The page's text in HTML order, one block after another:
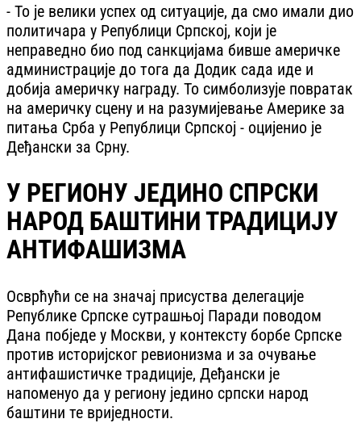
- То је велики успех од ситуације, да смо имали дио
политичара у Републици Српској, који је
неправедно био под санкцијама бивше америчке
администрације до тога да Додик сада иде и
добија америчку награду. То симболизује повратак
на америчку сцену и на разумијевање Америке за
питања Срба у Републици Српској - оцијенио је
Деђански за Срну.
У РЕГИОНУ ЈЕДИНО СПРСКИ
НАРОД БАШТИНИ ТРАДИЦИЈУ
АНТИФАШИЗМА
Осврћући се на значај присуства делегације
Републике Српске сутрашњој Паради поводом
Дана побједе у Москви, у контексту борбе Српске
против историјског ревионизма и за очување
антифашистичке традиције, Деђански је
напоменуо да у региону једино српски народ
баштини те вриједности.